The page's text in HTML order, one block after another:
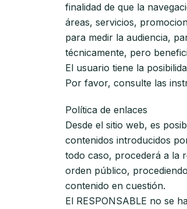
finalidad de que la
áreas, servicios,
para medir la audiencia,
técnicamente, pero
El usuario tiene la
Por favor, consulte las
Política de enlaces
Desde el sitio web, es
contenidos introducidos
todo caso, procederá a la
orden público,
contenido en cuestión.
El RESPONSABLE no se